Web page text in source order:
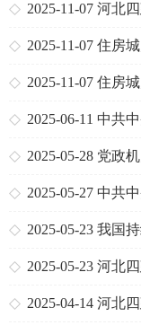
2025-11-07 河北
建设领域公共信
2025-11-07 住房
〈中共中央办公
设打造韧性城市
2025-11-07 住房
安全生产管理机
2025-06-11 中共
民生着力解决群
2025-05-28 党政
2025-05-27 中共
企业制度的意见
2025-05-23 我国
——未来的5年，
2025-05-23 河北
进城市更新行动
2025-04-14 河北